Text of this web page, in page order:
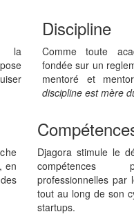
la
Discipline
Comme toute
fondée sur un
mentoré et
discipline est mère
en
Djagora stimule le
compétences
professionnelles par
tout au long de son
startups.